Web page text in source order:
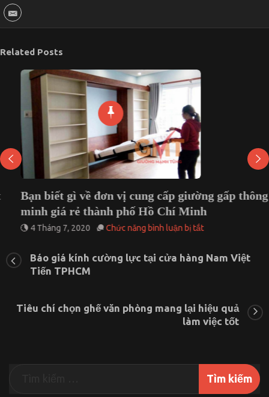
Related Posts
Bạn biết gì về đơn vị cung cấp giường gấp thông
minh giá rẻ thành phố Hồ Chí Minh
4 Tháng 7, 2020 Chức năng bình luận bị tắt ở
gì
cung
cấp
giường
Báo giá kính cường lực tại cửa hàng Nam Việt
Tiến TPHCM
Tiêu chí chọn ghế văn phòng mang lại hiệu quả
làm việc tốt